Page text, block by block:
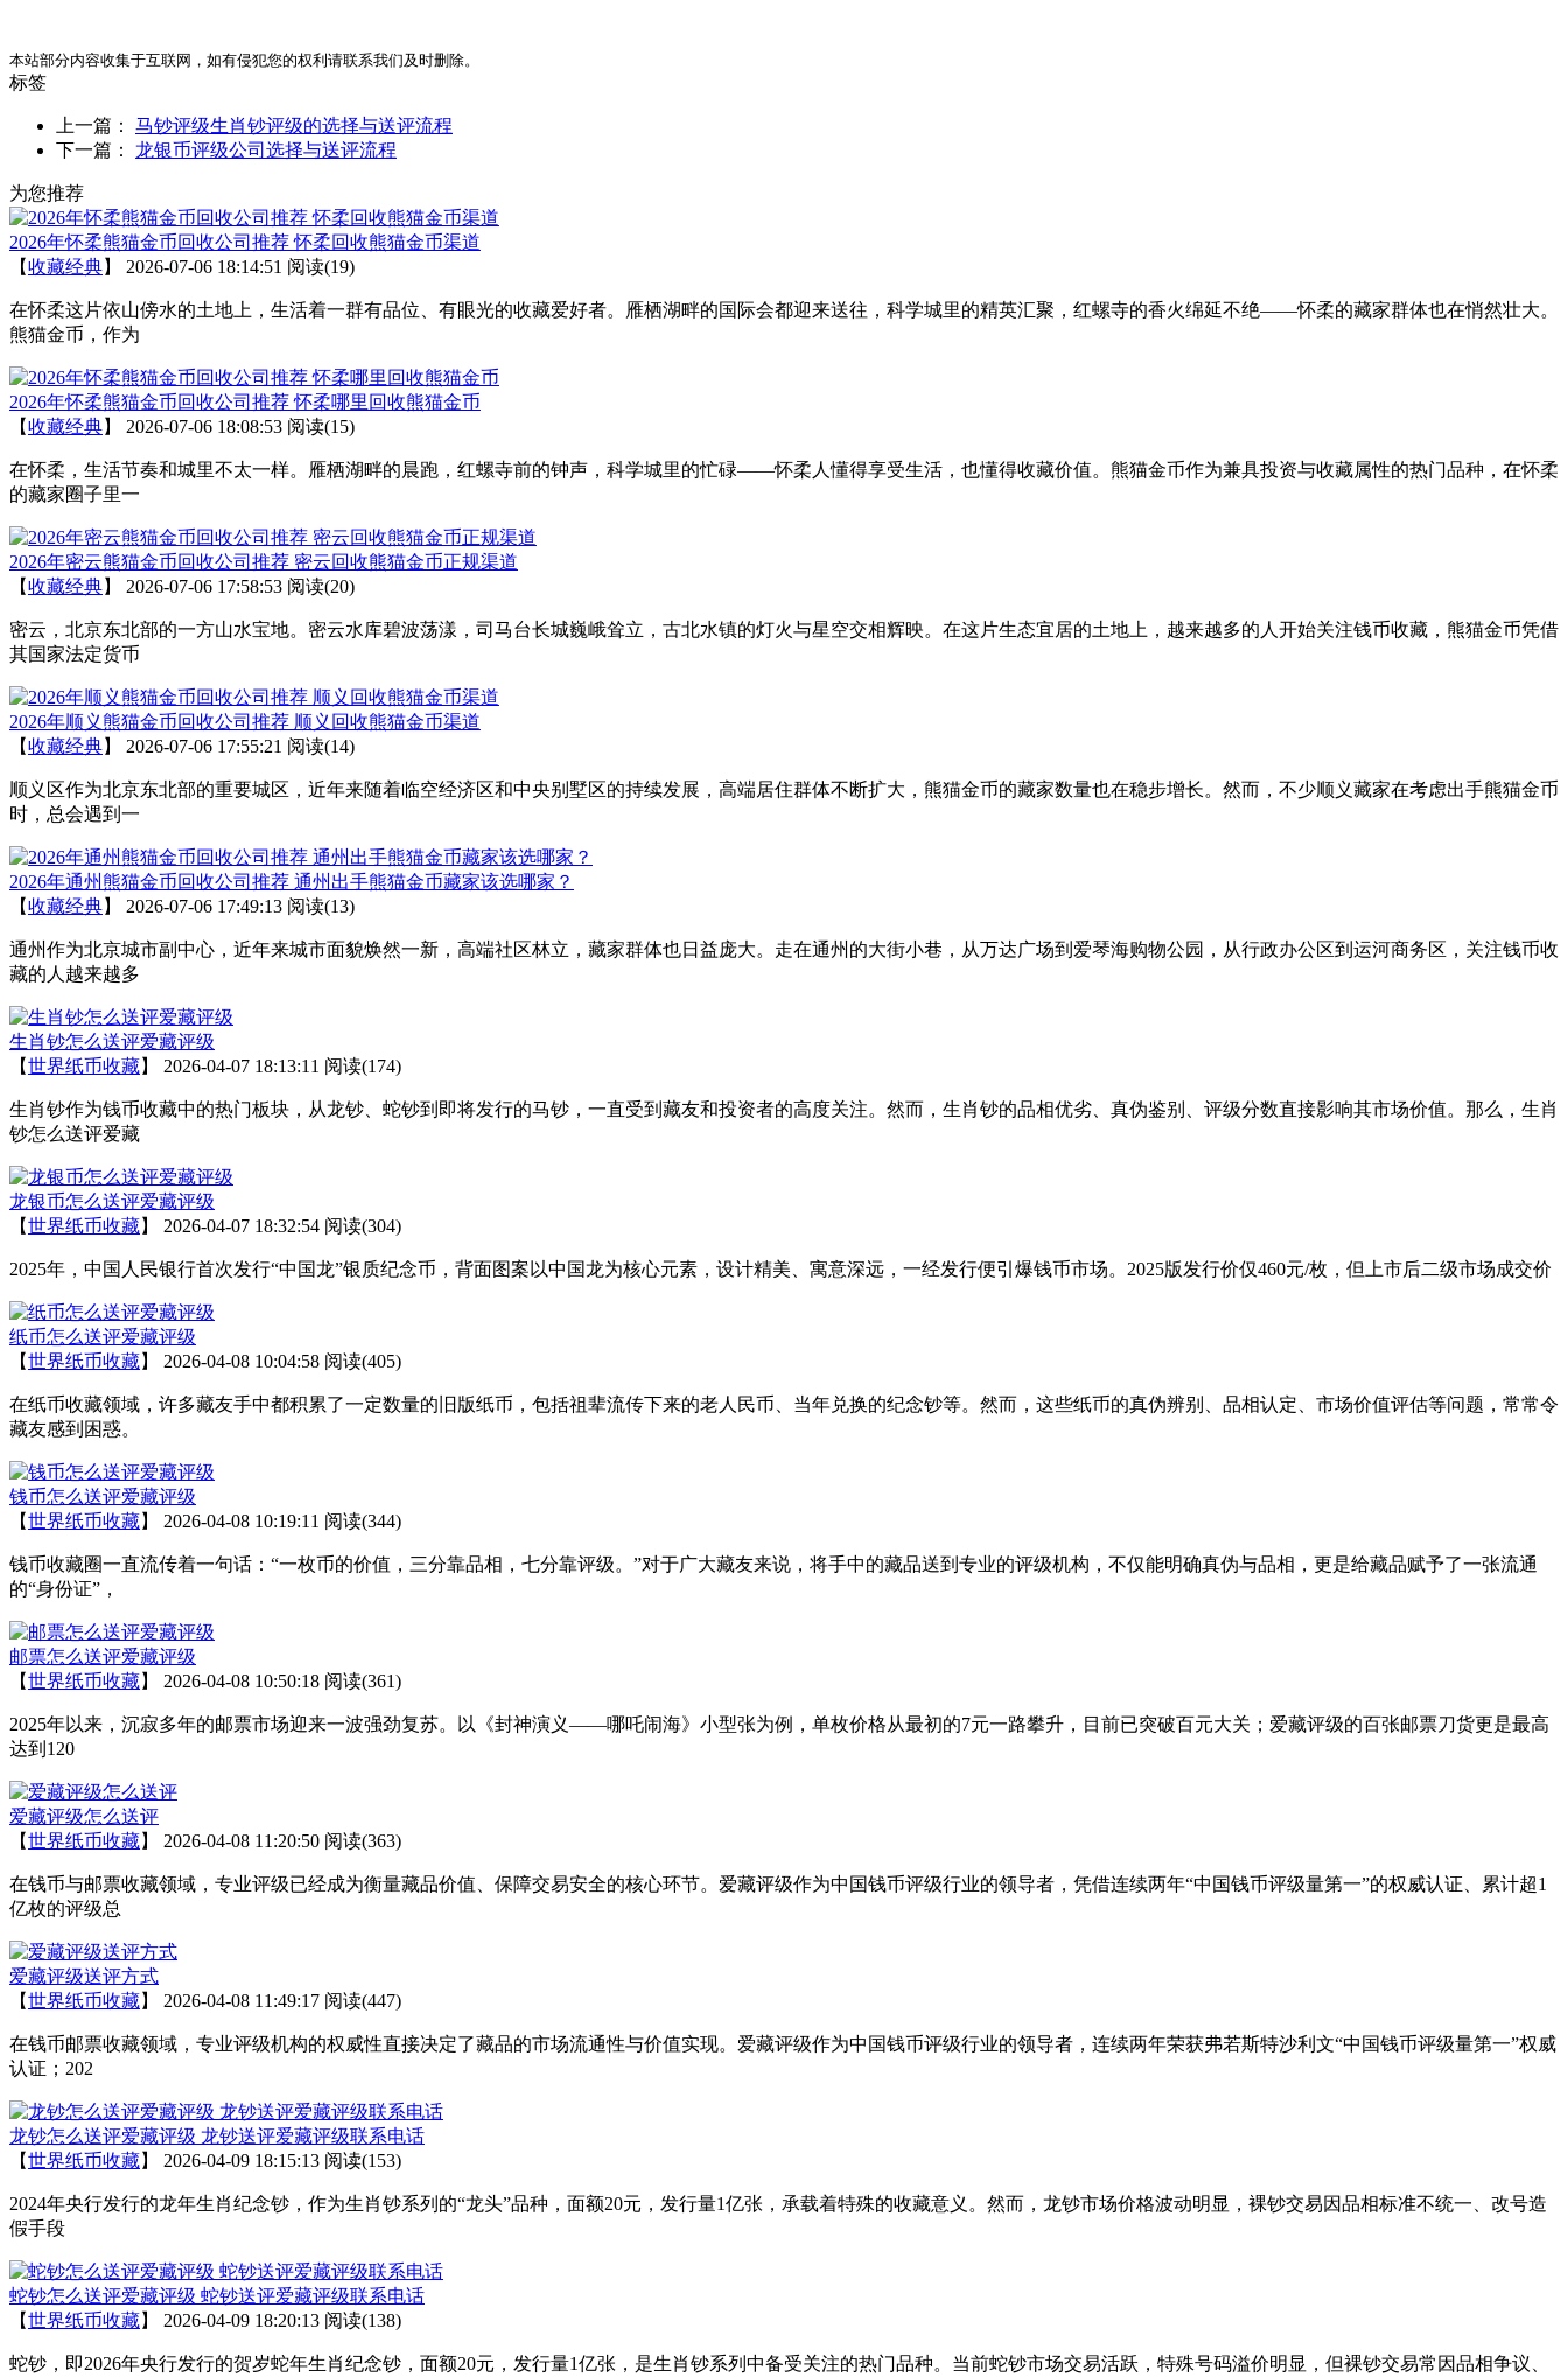
本站部分内容收集于互联网，如有侵犯您的权利请联系我们及时删除。
标签
上一篇： 马钞评级生肖钞评级的选择与送评流程
下一篇： 龙银币评级公司选择与送评流程
为您推荐
2026年怀柔熊猫金币回收公司推荐 怀柔回收熊猫金币渠道
【收藏经典】 2026-07-06 18:14:51 阅读(19)
在怀柔这片依山傍水的土地上，生活着一群有品位、有眼光的收藏爱好者。雁栖湖畔的国际会都迎来送往，科学城里的精英汇聚，红螺寺的香火绵延不绝——怀柔的藏家群体也在悄然壮大。
熊猫金币，作为
2026年怀柔熊猫金币回收公司推荐 怀柔哪里回收熊猫金币
【收藏经典】 2026-07-06 18:08:53 阅读(15)
在怀柔，生活节奏和城里不太一样。雁栖湖畔的晨跑，红螺寺前的钟声，科学城里的忙碌——怀柔人懂得享受生活，也懂得收藏价值。熊猫金币作为兼具投资与收藏属性的热门品种，在怀柔
的藏家圈子里一
2026年密云熊猫金币回收公司推荐 密云回收熊猫金币正规渠道
【收藏经典】 2026-07-06 17:58:53 阅读(20)
密云，北京东北部的一方山水宝地。密云水库碧波荡漾，司马台长城巍峨耸立，古北水镇的灯火与星空交相辉映。在这片生态宜居的土地上，越来越多的人开始关注钱币收藏，熊猫金币凭借
其国家法定货币
2026年顺义熊猫金币回收公司推荐 顺义回收熊猫金币渠道
【收藏经典】 2026-07-06 17:55:21 阅读(14)
顺义区作为北京东北部的重要城区，近年来随着临空经济区和中央别墅区的持续发展，高端居住群体不断扩大，熊猫金币的藏家数量也在稳步增长。然而，不少顺义藏家在考虑出手熊猫金币
时，总会遇到一
2026年通州熊猫金币回收公司推荐 通州出手熊猫金币藏家该选哪家？
【收藏经典】 2026-07-06 17:49:13 阅读(13)
通州作为北京城市副中心，近年来城市面貌焕然一新，高端社区林立，藏家群体也日益庞大。走在通州的大街小巷，从万达广场到爱琴海购物公园，从行政办公区到运河商务区，关注钱币收
藏的人越来越多
生肖钞怎么送评爱藏评级
【世界纸币收藏】 2026-04-07 18:13:11 阅读(174)
生肖钞作为钱币收藏中的热门板块，从龙钞、蛇钞到即将发行的马钞，一直受到藏友和投资者的高度关注。然而，生肖钞的品相优劣、真伪鉴别、评级分数直接影响其市场价值。那么，生肖
钞怎么送评爱藏
龙银币怎么送评爱藏评级
【世界纸币收藏】 2026-04-07 18:32:54 阅读(304)
2025年，中国人民银行首次发行“中国龙”银质纪念币，背面图案以中国龙为核心元素，设计精美、寓意深远，一经发行便引爆钱币市场。2025版发行价仅460元/枚，但上市后二级市场成交价
纸币怎么送评爱藏评级
【世界纸币收藏】 2026-04-08 10:04:58 阅读(405)
在纸币收藏领域，许多藏友手中都积累了一定数量的旧版纸币，包括祖辈流传下来的老人民币、当年兑换的纪念钞等。然而，这些纸币的真伪辨别、品相认定、市场价值评估等问题，常常令
藏友感到困惑。
钱币怎么送评爱藏评级
【世界纸币收藏】 2026-04-08 10:19:11 阅读(344)
钱币收藏圈一直流传着一句话：“一枚币的价值，三分靠品相，七分靠评级。”对于广大藏友来说，将手中的藏品送到专业的评级机构，不仅能明确真伪与品相，更是给藏品赋予了一张流通
的“身份证”，
邮票怎么送评爱藏评级
【世界纸币收藏】 2026-04-08 10:50:18 阅读(361)
2025年以来，沉寂多年的邮票市场迎来一波强劲复苏。以《封神演义——哪吒闹海》小型张为例，单枚价格从最初的7元一路攀升，目前已突破百元大关；爱藏评级的百张邮票刀货更是最高
达到120
爱藏评级怎么送评
【世界纸币收藏】 2026-04-08 11:20:50 阅读(363)
在钱币与邮票收藏领域，专业评级已经成为衡量藏品价值、保障交易安全的核心环节。爱藏评级作为中国钱币评级行业的领导者，凭借连续两年“中国钱币评级量第一”的权威认证、累计超1
亿枚的评级总
爱藏评级送评方式
【世界纸币收藏】 2026-04-08 11:49:17 阅读(447)
在钱币邮票收藏领域，专业评级机构的权威性直接决定了藏品的市场流通性与价值实现。爱藏评级作为中国钱币评级行业的领导者，连续两年荣获弗若斯特沙利文“中国钱币评级量第一”权威
认证；202
龙钞怎么送评爱藏评级 龙钞送评爱藏评级联系电话
【世界纸币收藏】 2026-04-09 18:15:13 阅读(153)
2024年央行发行的龙年生肖纪念钞，作为生肖钞系列的“龙头”品种，面额20元，发行量1亿张，承载着特殊的收藏意义。然而，龙钞市场价格波动明显，裸钞交易因品相标准不统一、改号造
假手段
蛇钞怎么送评爱藏评级 蛇钞送评爱藏评级联系电话
【世界纸币收藏】 2026-04-09 18:20:13 阅读(138)
蛇钞，即2026年央行发行的贺岁蛇年生肖纪念钞，面额20元，发行量1亿张，是生肖钞系列中备受关注的热门品种。当前蛇钞市场交易活跃，特殊号码溢价明显，但裸钞交易常因品相争议、